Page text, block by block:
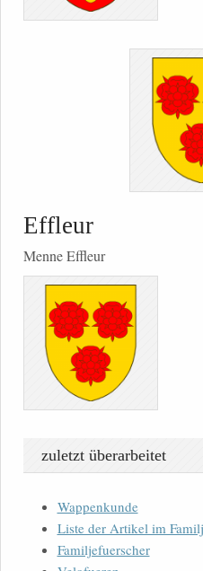
Effleur
Menne Effleur
zuletzt überarbeitet
Wappenkunde
Liste der Artikel im
Familjefuerscher